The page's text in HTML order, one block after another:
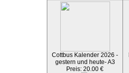
Cottbus Kalender 2026 -
gestern und heute- A3
Preis: 20.00 €